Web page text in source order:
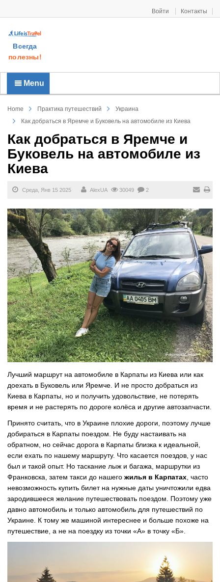
Войти Контакты
Всегда
полезны!
Menu
Home Практика путешествий
Украина
Как добраться в Яремче и Буковель на автомобиле из Киева
Как добраться в Яремче и
Буковель на автомобиле из
Киева
Среда, Янв 15 2025 AlexUA 30049 2
Лучший маршрут на автомобиле в Карпаты из Киева или как
доехать в Буковель или Яремче. И не просто добраться из
Киева в Карпаты, но и получить удовольствие, не потерять
время и не растерять по дороге колёса и другие автозапчасти.
Принято считать, что в Украине плохие дороги, поэтому лучше
добираться в Карпаты поездом. Не буду настаивать на
обратном, но сейчас дорога в Карпаты близка к идеальной,
если ехать по нашему маршруту. Что касается поездов, у нас
был и такой опыт. Но таскание лыж и багажа, маршрутки из
Франковска, затем такси до нашего жилья в Карпатах , часто
невозможность купить билет на нужные даты уничтожили едва
зародившееся желание путешествовать поездом. Поэтому уже
давно автомобиль и только автомобиль для путешествий по
Украине. К тому же машиной интереснее и больше похоже на
путешествие, а не на поездку из точки «А» в точку «Б».